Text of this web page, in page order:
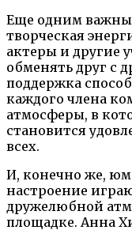
Еще одним
творческая
актеры и другие
обменять друг с
поддержка
каждого члена
атмосферы, в
становится
всех.
И, конечно же,
настроение
дружелюбной
площадке. Анна